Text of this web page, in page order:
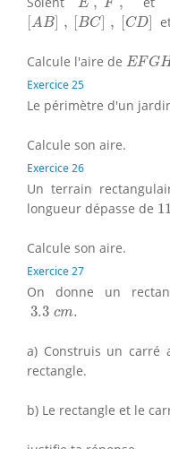
E F
AB , [BC , CD
[ A B] BC],[ D]
Calcule l'aire de EFG
EFGH.
Exercice 25
Le périmètre d'un
Calcule son aire.
Exercice 26
Un terrain
longueur dépasse de 11
11
Calcule son aire.
Exercice 27
On donne un
3.3 cm.
3.3 cm
a) Construis un carré
rectangle.
b) Le rectangle et le